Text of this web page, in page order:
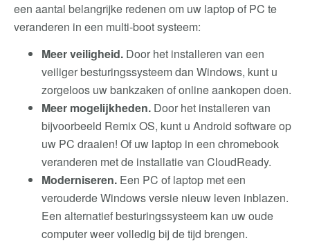
een aantal belangrijke redenen om uw laptop of PC te
veranderen in een multi-boot systeem:
Meer veiligheid. Door het installeren van een
veiliger besturingssysteem dan Windows, kunt u
zorgeloos uw bankzaken of online aankopen doen.
Meer mogelijkheden. Door het installeren van
bijvoorbeeld Remix OS, kunt u Android software op
uw PC draaien! Of uw laptop in een chromebook
veranderen met de installatie van CloudReady.
Moderniseren. Een PC of laptop met een
verouderde Windows versie nieuw leven inblazen.
Een alternatief besturingssysteem kan uw oude
computer weer volledig bij de tijd brengen.